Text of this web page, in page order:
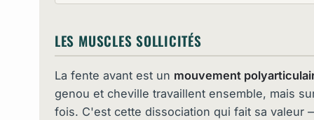
LES MUSCLES SOLLICITÉS
La fente avant est un mouvement
genou et cheville travaillent ensemble, mais
fois. C'est cette dissociation qui fait sa valeur